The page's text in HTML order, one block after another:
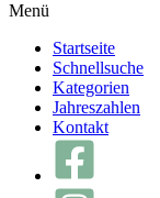
Menü
Startseite
Schnellsuche
Kategorien
Jahreszahlen
Kontakt